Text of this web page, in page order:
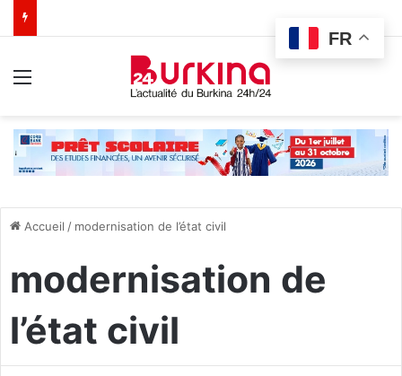
Accueil / modernisation de l’état civil
modernisation de
l’état civil
FR